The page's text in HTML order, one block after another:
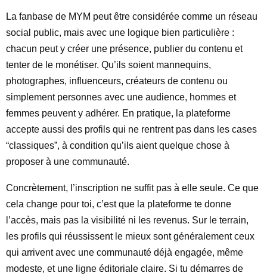
La fanbase de MYM peut être considérée comme un réseau
social public, mais avec une logique bien particulière :
chacun peut y créer une présence, publier du contenu et
tenter de le monétiser. Qu’ils soient mannequins,
photographes, influenceurs, créateurs de contenu ou
simplement personnes avec une audience, hommes et
femmes peuvent y adhérer. En pratique, la plateforme
accepte aussi des profils qui ne rentrent pas dans les cases
“classiques”, à condition qu’ils aient quelque chose à
proposer à une communauté.
Concrètement, l’inscription ne suffit pas à elle seule. Ce que
cela change pour toi, c’est que la plateforme te donne
l’accès, mais pas la visibilité ni les revenus. Sur le terrain,
les profils qui réussissent le mieux sont généralement ceux
qui arrivent avec une communauté déjà engagée, même
modeste, et une ligne éditoriale claire. Si tu démarres de